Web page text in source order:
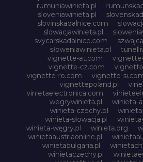
rumuniawinieta.pl
sloveniawinieta.pl
slovinskadalnice.com
slowacjawinieta.pl
svycarskadalnice.com
słoweniawinieta.pl
vignette-at.com
vignette-cz.com
vignette-ro.com
vignette-
vignettepoland.pl
vinietaelectronica.com
wegrywinieta.pl
winieta-
winieta-czechy.pl
winieta-słowacja.pl
winieta-węgry.pl
winieta.org
winietaaustriaonline.pl
winietabulgaria.pl
winietaczechy.pl